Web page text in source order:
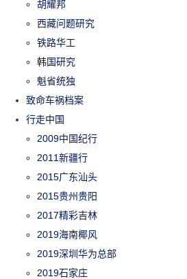
胡耀邦
西藏问题研究
铁路华工
韩国研究
魁省统独
致命车祸档案
行走中国
2009中国纪行
2011新疆行
2015广东汕头
2015贵州贵阳
2017精彩吉林
2019海南椰风
2019深圳华为总部
2019石家庄